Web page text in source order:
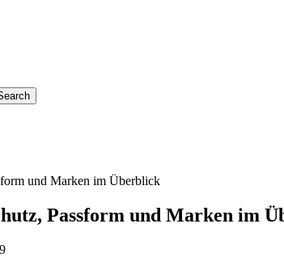
und Marken im Überblick
Passform und Marken im